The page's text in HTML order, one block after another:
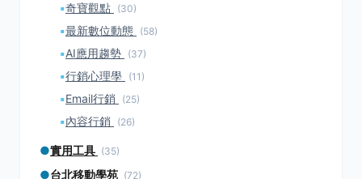
▪奇寶觀點 (30)
▪最新數位動態 (58)
▪AI應用趨勢 (37)
▪行銷心理學 (11)
▪Email行銷 (25)
▪內容行銷 (26)
●實用工具 (35)
●台北移動學苑 (72)